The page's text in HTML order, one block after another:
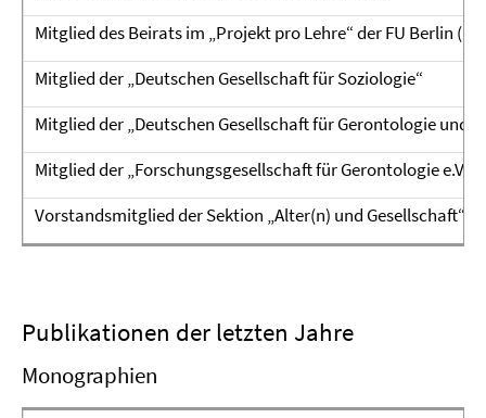
Mitglied des Beirats im „Projekt pro Lehre“ der FU Berlin
Mitglied der „Deutschen Gesellschaft für Soziologie“
Mitglied der „Deutschen Gesellschaft für Gerontologie und
Mitglied der „Forschungsgesellschaft für Gerontologie
Vorstandsmitglied der Sektion „Alter(n) und Gesellschaft“
Publikationen der letzten Jahre
Monographien